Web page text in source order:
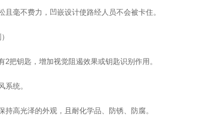
毫不费力，凹嵌设计使路经人员不会被卡住。
把钥匙，增加视觉阻遏效果或钥匙识别作用。
统。
高光泽的外观，且耐化学品、防锈、防腐。